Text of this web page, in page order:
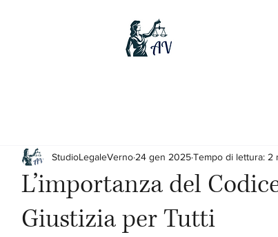
L’importanza del
Giustizia per Tutti
StudioLegaleVerno 24 gen 2025Tempo di lettura: 2